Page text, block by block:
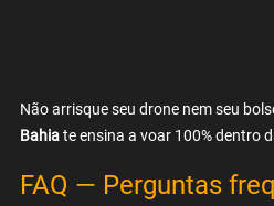
Não arrisque seu drone nem seu
Bahia te ensina a voar 100% dentro
FAQ — Perguntas